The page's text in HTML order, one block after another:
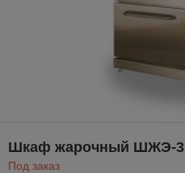
Шкаф жарочный ШЖЭ-3
Под заказ